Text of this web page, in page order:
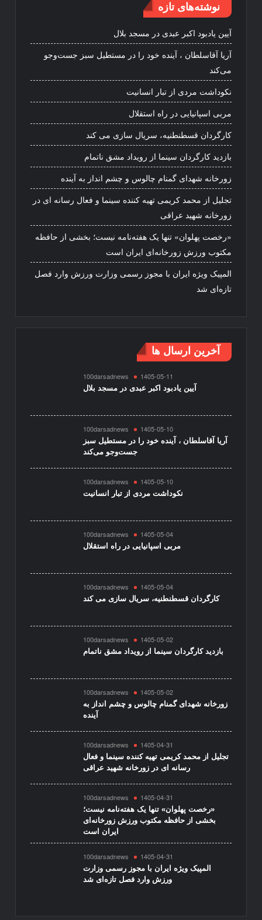
نوشته‌های تازه
آیین یادبود اکبر عبدی در مسجد بلال
آریا آقاسلطان ، آینده خود را در مستطیل سبز جست‌وجو
می‌کند
نکوداشت مردی از تبار انسانیت
مربی اسپانیایی در راه استقلال
کارگردان قسطنطنیه، سریال سازی می کند
بازدید کارگردان سینما از رویداد مشق ناتمام
زورخانه شهدای گمنام چالوس و چشم انداز به آینده
تجلیل از محمد کریمی تهیه کننده سینما و فعال رسانه ای در
زورخانه شهید عراقی
«رخصت پهلوان» تنها یک هفته‌نامه نیست؛ بخشی از حافظه
مکتوب ورزش زورخانه‌ای ایران است
المپیک ویژه ایران با مجوز رسمی وزارت ورزش وارد فصل
تازه‌ای شد
آخرین ارسال ها
100darsadnews 1405-05-11
آیین یادبود اکبر عبدی در مسجد بلال
100darsadnews 1405-05-10
آریا آقاسلطان ، آینده خود را در مستطیل سبز
جست‌وجو می‌کند
100darsadnews 1405-05-10
نکوداشت مردی از تبار انسانیت
100darsadnews 1405-05-04
مربی اسپانیایی در راه استقلال
100darsadnews 1405-05-04
کارگردان قسطنطنیه، سریال سازی می کند
100darsadnews 1405-05-02
بازدید کارگردان سینما از رویداد مشق ناتمام
100darsadnews 1405-05-02
زورخانه شهدای گمنام چالوس و چشم انداز به
آینده
100darsadnews 1405-04-31
تجلیل از محمد کریمی تهیه کننده سینما و فعال
رسانه ای در زورخانه شهید عراقی
100darsadnews 1405-04-31
«رخصت پهلوان» تنها یک هفته‌نامه نیست؛
بخشی از حافظه مکتوب ورزش زورخانه‌ای
ایران است
100darsadnews 1405-04-31
المپیک ویژه ایران با مجوز رسمی وزارت
ورزش وارد فصل تازه‌ای شد